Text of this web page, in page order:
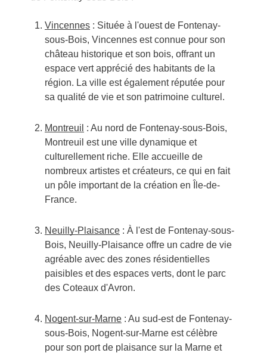
Vincennes: Située à l'ouest de Fontenay-
sous-Bois, Vincennes est connue pour son
château historique et son bois, offrant un
espace vert apprécié des habitants de la
région. La ville est également réputée pour
sa qualité de vie et son patrimoine culturel.
Montreuil : Au nord de Fontenay-sous-Bois,
Montreuil est une ville dynamique et
culturellement riche. Elle accueille de
nombreux artistes et créateurs, ce qui en fait
un pôle important de la création en Île-de-
France.
Neuilly-Plaisance: À l'est de Fontenay-sous-
Bois, Neuilly-Plaisance offre un cadre de vie
agréable avec des zones résidentielles
paisibles et des espaces verts, dont le parc
des Coteaux d'Avron.
Nogent-sur-Marne: Au sud-est de Fontenay-
sous-Bois, Nogent-sur-Marne est célèbre
pour son port de plaisance sur la Marne et